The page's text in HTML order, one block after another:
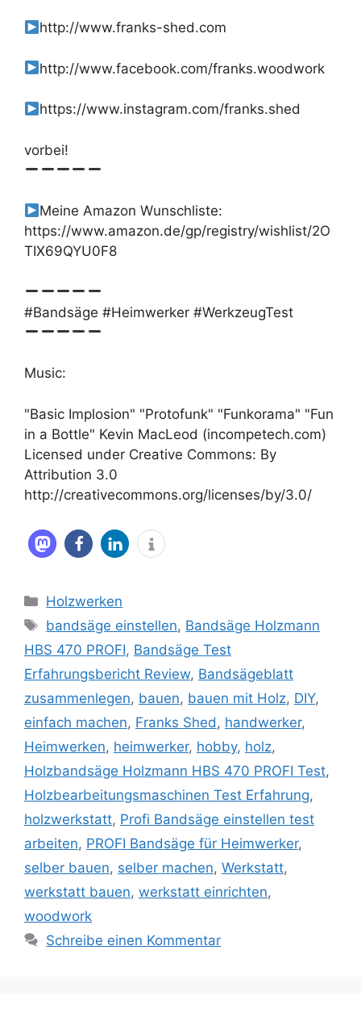
http://www.franks-shed.com
http://www.facebook.com/franks.woodwork
https://www.instagram.com/franks.shed
vorbei!
Meine Amazon Wunschliste:
https://www.amazon.de/gp/registry/wishlist/2O
TIX69QYU0F8
#Bandsäge #Heimwerker #WerkzeugTest
Music:
"Basic Implosion" "Protofunk" "Funkorama" "Fun
in a Bottle" Kevin MacLeod (incompetech.com)
Licensed under Creative Commons: By
Attribution 3.0
http://creativecommons.org/licenses/by/3.0/
Kategorien
Holzwerken
Schlagwörter
bandsäge einstellen, Bandsäge Holzmann
HBS 470 PROFI, Bandsäge Test
Erfahrungsbericht Review, Bandsägeblatt
zusammenlegen, bauen, bauen mit Holz, DIY,
einfach machen, Franks Shed, handwerker,
Heimwerken, heimwerker, hobby, holz,
Holzbandsäge Holzmann HBS 470 PROFI Test,
Holzbearbeitungsmaschinen Test Erfahrung,
holzwerkstatt, Profi Bandsäge einstellen test
arbeiten, PROFI Bandsäge für Heimwerker,
selber bauen, selber machen, Werkstatt,
werkstatt bauen, werkstatt einrichten,
woodwork
Schreibe einen Kommentar